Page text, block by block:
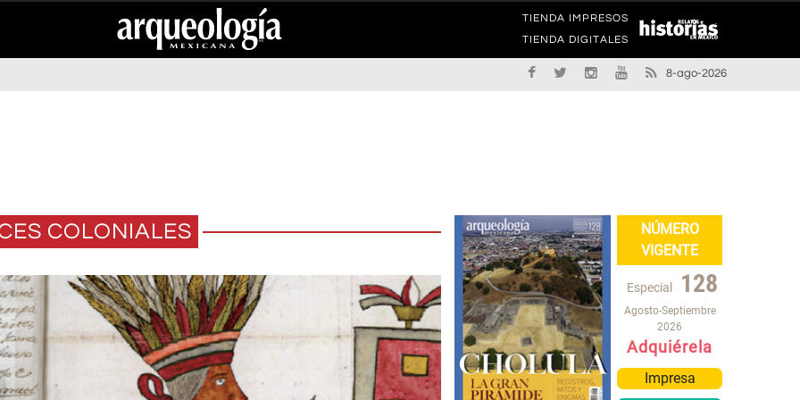
TIENDA IMPRESOS
TIENDA DIGITALES
8-ago-2026
COLONIALES
NÚMERO
VIGENTE
Especial 128
Agosto-Septiembre
2026
Adquiérela
Impresa